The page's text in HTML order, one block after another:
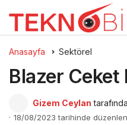
Anasayfa Sektörel
Blazer Ceket
Gizem Ceylan
18/08/2023 tarihinde